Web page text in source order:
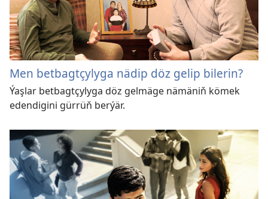
Men betbagtçylyga nädip döz gelip bilerin?
Ýaşlar betbagtçylyga döz gelmäge nämäniň kömek
edendigini gürrüň berýär.